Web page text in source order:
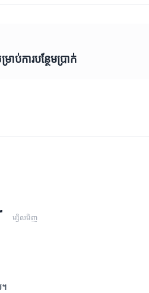
ប់ការបន្ថែមប្រាក់
ម្សិលមិញ